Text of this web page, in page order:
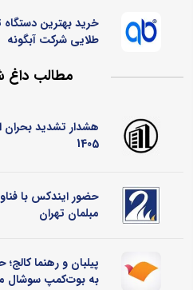
خرید بهترین
طلایی شرکت آبگونه
مطالب داغ
هشدار تشدید بحران
1405
حضور ایندکس با
مبلمان تهران
پیلبان و رهنما
به بوت‌کمپ سوشال